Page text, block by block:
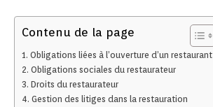
Contenu de la page
Obligations liées à l’ouverture d’un restaurant
Obligations sociales du restaurateur
Droits du restaurateur
Gestion des litiges dans la restauration